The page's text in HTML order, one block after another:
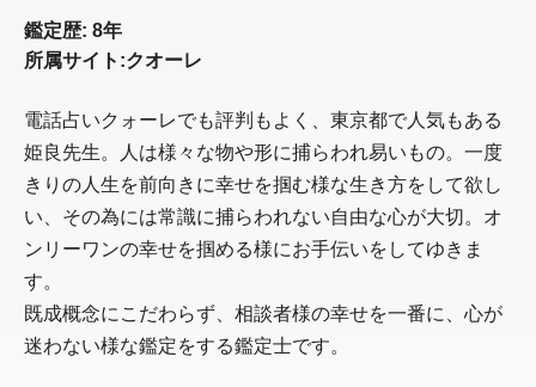
鑑定歴: 8年
所属サイト:クオーレ
電話占いクォーレでも評判もよく、東京都で人気もある
姫良先生。人は様々な物や形に捕らわれ易いもの。一度
きりの人生を前向きに幸せを掴む様な生き方をして欲し
い、その為には常識に捕らわれない自由な心が大切。オ
ンリーワンの幸せを掴める様にお手伝いをしてゆきま
す。
既成概念にこだわらず、相談者様の幸せを一番に、心が
迷わない様な鑑定をする鑑定士です。